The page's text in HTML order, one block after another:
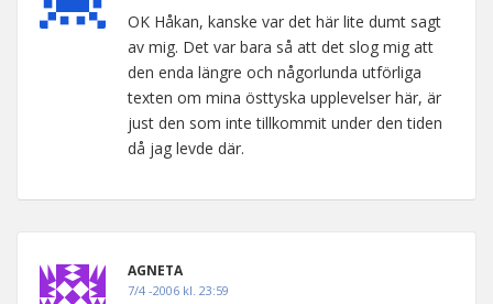
OK Håkan, kanske var det här lite dumt sagt
av mig. Det var bara så att det slog mig att
den enda längre och någorlunda utförliga
texten om mina östtyska upplevelser här, är
just den som inte tillkommit under den tiden
då jag levde där.
AGNETA
7/4 -2006 kl. 23:59